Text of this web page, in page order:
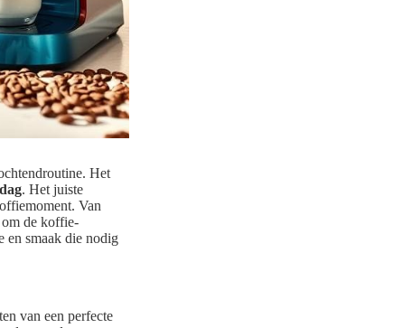
Het
. Het juiste
Van
om de koffie-
en smaak die nodig
van een perfecte